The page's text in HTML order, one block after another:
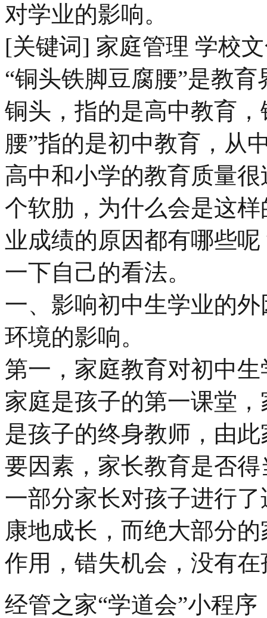
对学业的影响。
[关键词] 家庭管理 学校
“铜头铁脚豆腐腰”是教
铜头，指的是高中教育
腰”指的是初中教育，从
高中和小学的教育质量
个软肋，为什么会是这
业成绩的原因都有哪些
一下自己的看法。
一、影响初中生学业的
环境的影响。
第一，家庭教育对初中
家庭是孩子的第一课堂
是孩子的终身教师，由
要因素，家长教育是否
一部分家长对孩子进行
康地成长，而绝大部分
作用，错失机会，没有
经管之家“学道会”小程序